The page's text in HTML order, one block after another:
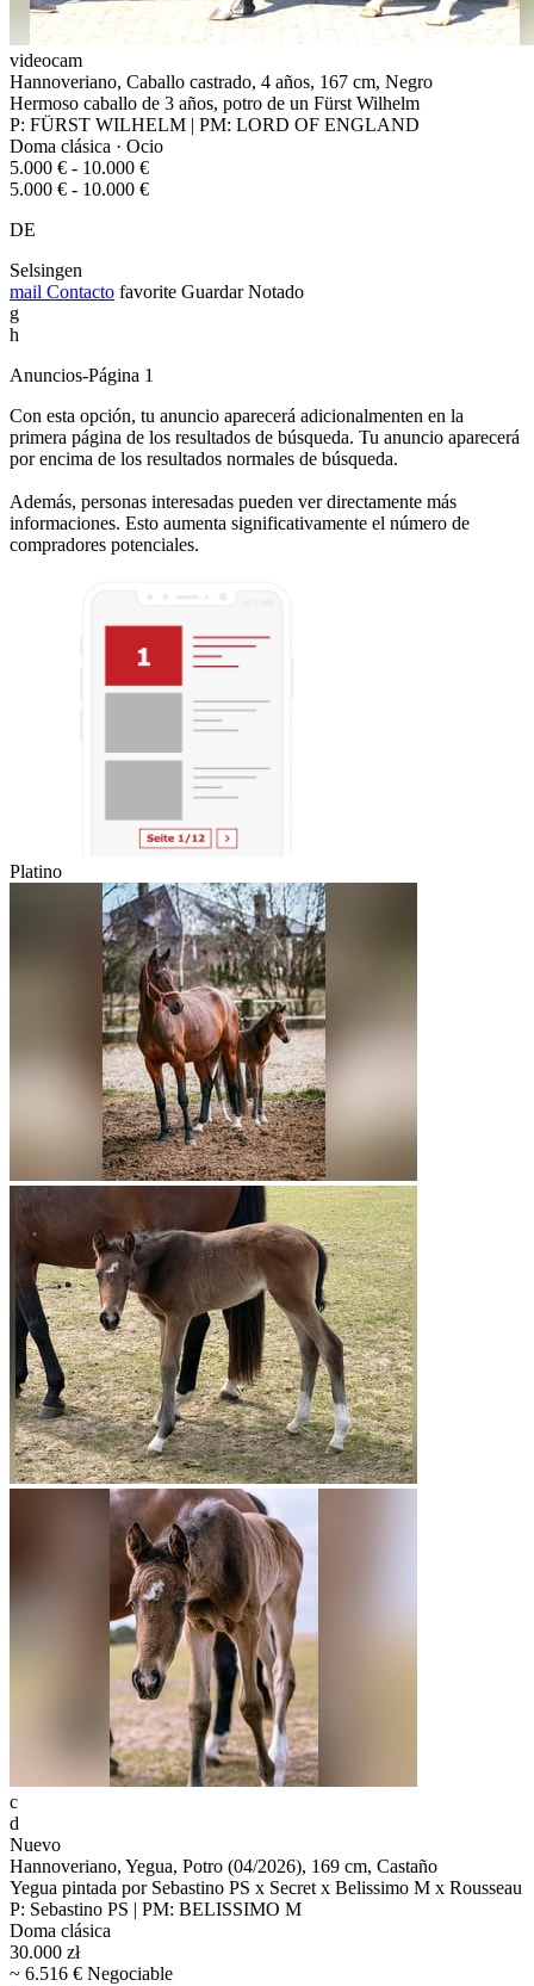
videocam
Hannoveriano, Caballo castrado, 4 años, 167 cm, Negro
Hermoso caballo de 3 años, potro de un Fürst Wilhelm
P: FÜRST WILHELM | PM: LORD OF ENGLAND
Doma clásica · Ocio
5.000 € - 10.000 €
5.000 € - 10.000 €
DE
Selsingen
mail Contacto favorite Guardar Notado
g
h
Anuncios-Página 1
Con esta opción, tu anuncio aparecerá adicionalmenten en la
primera página de los resultados de búsqueda. Tu anuncio aparecerá
por encima de los resultados normales de búsqueda.
Además, personas interesadas pueden ver directamente más
informaciones. Esto aumenta significativamente el número de
compradores potenciales.
Platino
c
d
Nuevo
Hannoveriano, Yegua, Potro (04/2026), 169 cm, Castaño
Yegua pintada por Sebastino PS x Secret x Belissimo M x Rousseau
P: Sebastino PS | PM: BELISSIMO M
Doma clásica
30.000 zł
~ 6.516 € Negociable